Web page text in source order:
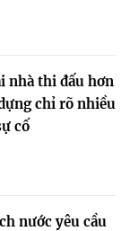
nhà thi đấu hơn
chỉ rõ nhiều
cố
nước yêu cầu